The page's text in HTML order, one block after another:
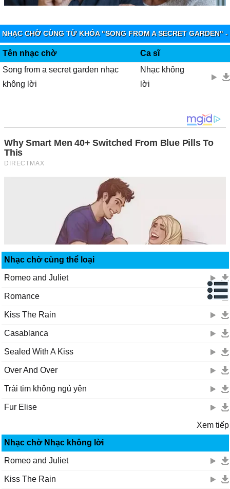
NHẠC CHỜ CÙNG TỪ KHÓA "SONG FROM A SECRET GARDEN" -
VIETTEL IMUZIK
Tên nhạc chờ
Ca sĩ
Song from a secret garden nhạc
không lời
Nhạc không
lời
Nhạc chờ cùng thể loại
Romeo and Juliet
Romance
Kiss The Rain
Casablanca
Sealed With A Kiss
Over And Over
Trái tim không ngủ yên
Fur Elise
Xem tiếp
Nhạc chờ Nhạc không lời
Romeo and Juliet
Kiss The Rain